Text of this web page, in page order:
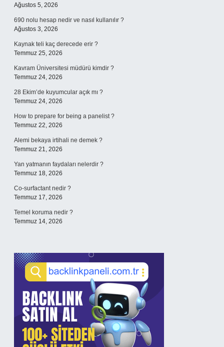
Ağustos 5, 2026
690 nolu hesap nedir ve nasıl kullanılır ?
Ağustos 3, 2026
Kaynak teli kaç derecede erir ?
Temmuz 25, 2026
Kavram Üniversitesi müdürü kimdir ?
Temmuz 24, 2026
28 Ekim’de kuyumcular açık mı ?
Temmuz 24, 2026
How to prepare for being a panelist ?
Temmuz 22, 2026
Alemi bekaya irtihali ne demek ?
Temmuz 21, 2026
Yan yatmanın faydaları nelerdir ?
Temmuz 18, 2026
Co-surfactant nedir ?
Temmuz 17, 2026
Temel koruma nedir ?
Temmuz 14, 2026